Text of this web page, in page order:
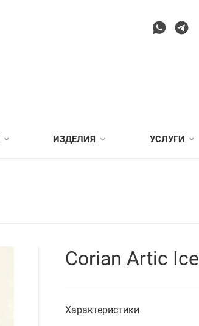
ИЗДЕЛИЯ УСЛУГИ
Corian Artic Ice
Характеристики